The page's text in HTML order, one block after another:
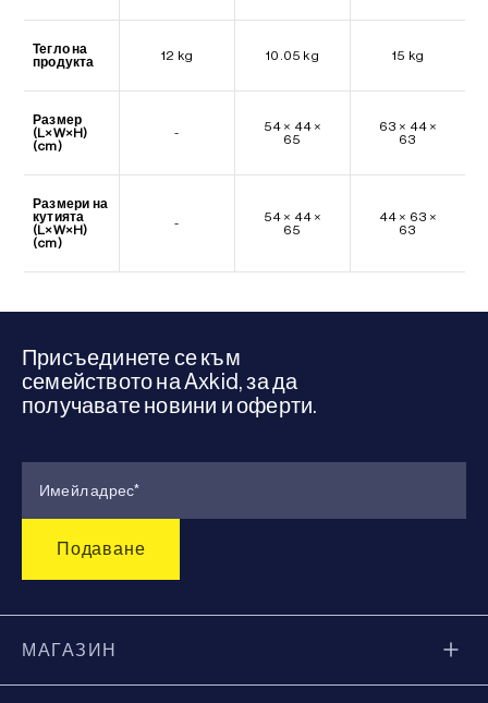
Тегло на
продукта
12 kg 10.05 kg 15 kg
Размер
(L×W×H)
(cm)
-
54 × 44 ×
65
63 × 44 ×
63
Размери на
кутията
(L×W×H)
(cm)
-
54 × 44 ×
65
44 × 63 ×
63
Присъединете се към
семейството на Axkid, за да
получавате новини и оферти.
МАГАЗИН